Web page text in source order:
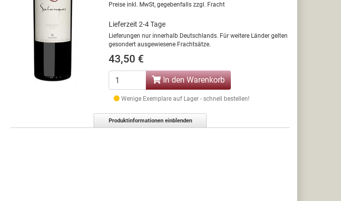
Preise inkl. MwSt, gegebenfalls zzgl. Fracht
Lieferzeit 2-4 Tage
Lieferungen nur innerhalb Deutschlands. Für weitere Länder gelten
gesondert ausgewiesene Frachtsätze.
43,50 €
In den Warenkorb
Wenige Exemplare auf Lager - schnell bestellen!
Produktinformationen einblenden